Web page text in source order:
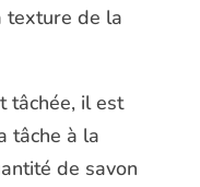
texture de la
tâchée, il est
tâche à la
de savon